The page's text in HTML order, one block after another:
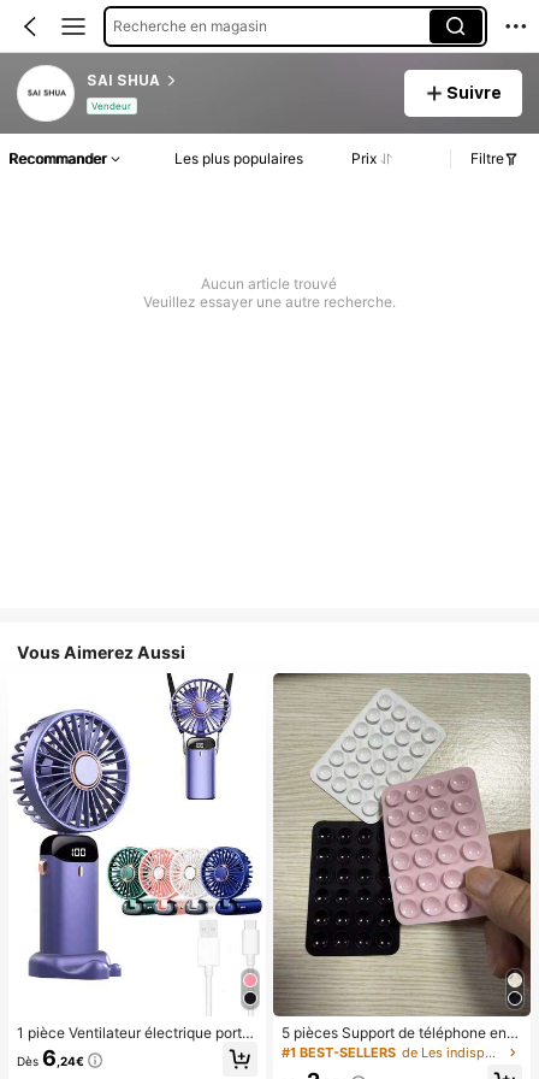
Recherche en magasin
SAI SHUA
Vendeur
Suivre
Recommander Les plus populaires Prix Filtre
Aucun article trouvé
Veuillez essayer une autre recherche.
Vous Aimerez Aussi
1 pièce Ventilateur électrique porta
ble mini, ventilateur portable rechar
geable USB, ventilateur de cou, ve
Dès 6 ,24€
5 pièces Support de téléphone en si
licone avec ventouse, support de té
léphone à ventouse, support de télé
#1 BEST-SELLERS de Les indispensables pour voyager en été Essentie